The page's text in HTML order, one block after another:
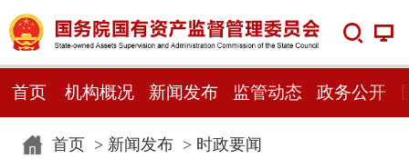
首页 机构概况 新闻发布 监管动态 政务公开
首页> 新闻发布> 时政要闻